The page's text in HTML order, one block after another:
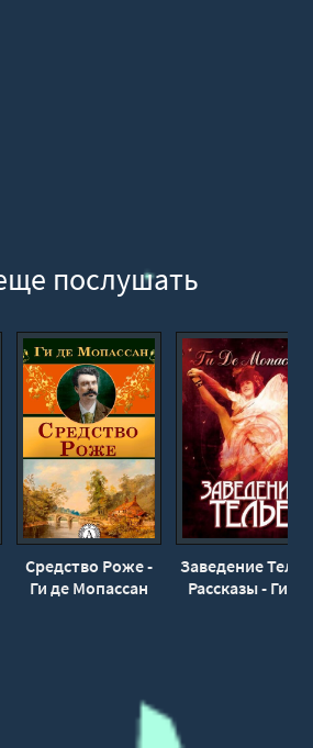
послушать
Средство Роже -
Ги де Мопассан
Заведение
Рассказы - Ги де